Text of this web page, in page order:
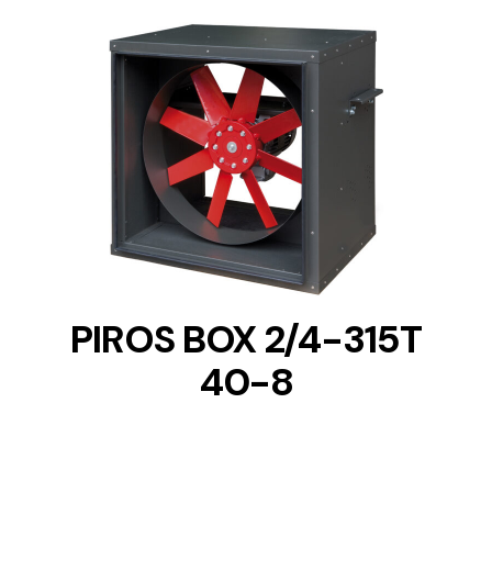
DETAILS
PIROS BOX 2/4-315T
40-8